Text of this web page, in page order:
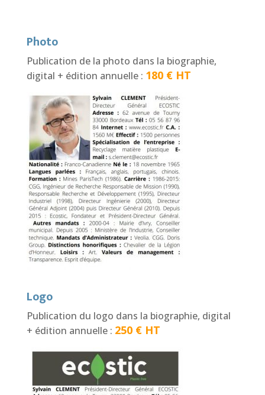
Photo
Publication de la photo dans la biographie,
digital + édition annuelle : 180 € HT
Logo
Publication du logo dans la biographie, digital
+ édition annuelle : 250 € HT